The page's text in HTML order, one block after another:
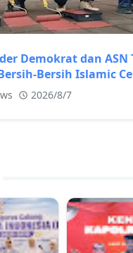
Demokrat dan ASN
Bersih Islamic
2026/8/7